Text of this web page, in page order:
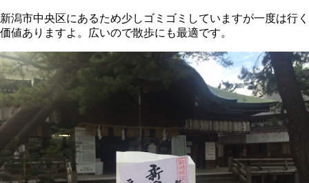
新潟市中央区にあるため少しゴミゴミしていますが一度は行く
価値ありますよ。広いので散歩にも最適です。